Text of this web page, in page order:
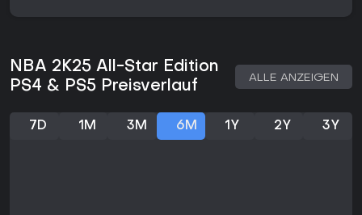
wurde mit neuen Stick-Steuerungen für Cuts und
Positionsspiel verbessert, ergänzt durch ein
Ausdauersystem, das die Leistung über ganze Spiele oder
Im Trainingsbereich steht Learn 2K zur Verfügung, das
NBA 2K25 All-Star Edition
PS4 & PS5 Preisverlauf
ALLE ANZEIGEN
7D 1M 3M 6M 1Y 2Y 3Y